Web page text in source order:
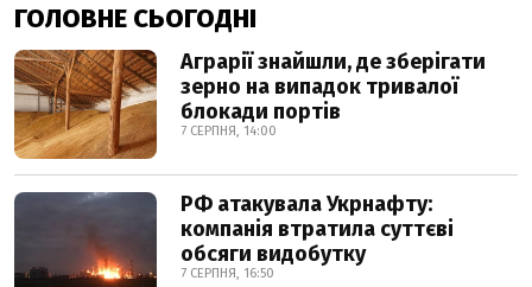
ГОЛОВНЕ СЬОГОДНІ
Аграрії знайшли, де зберігати
зерно на випадок тривалої
блокади портів
7 СЕРПНЯ, 14:00
РФ атакувала Укрнафту:
компанія втратила суттєві
обсяги видобутку
7 СЕРПНЯ, 16:50